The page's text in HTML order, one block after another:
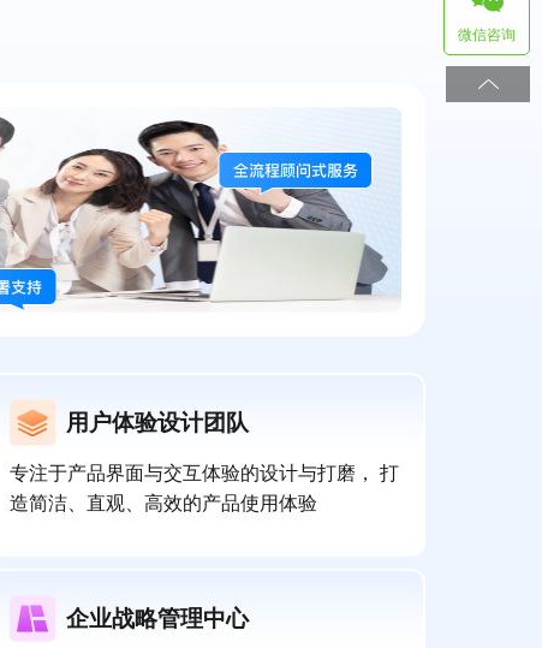
用户体验设计团队
专注于产品界面与交互体验的设计与打磨， 打
造简洁、直观、高效的产品使用体验
企业战略管理中心
微信咨询